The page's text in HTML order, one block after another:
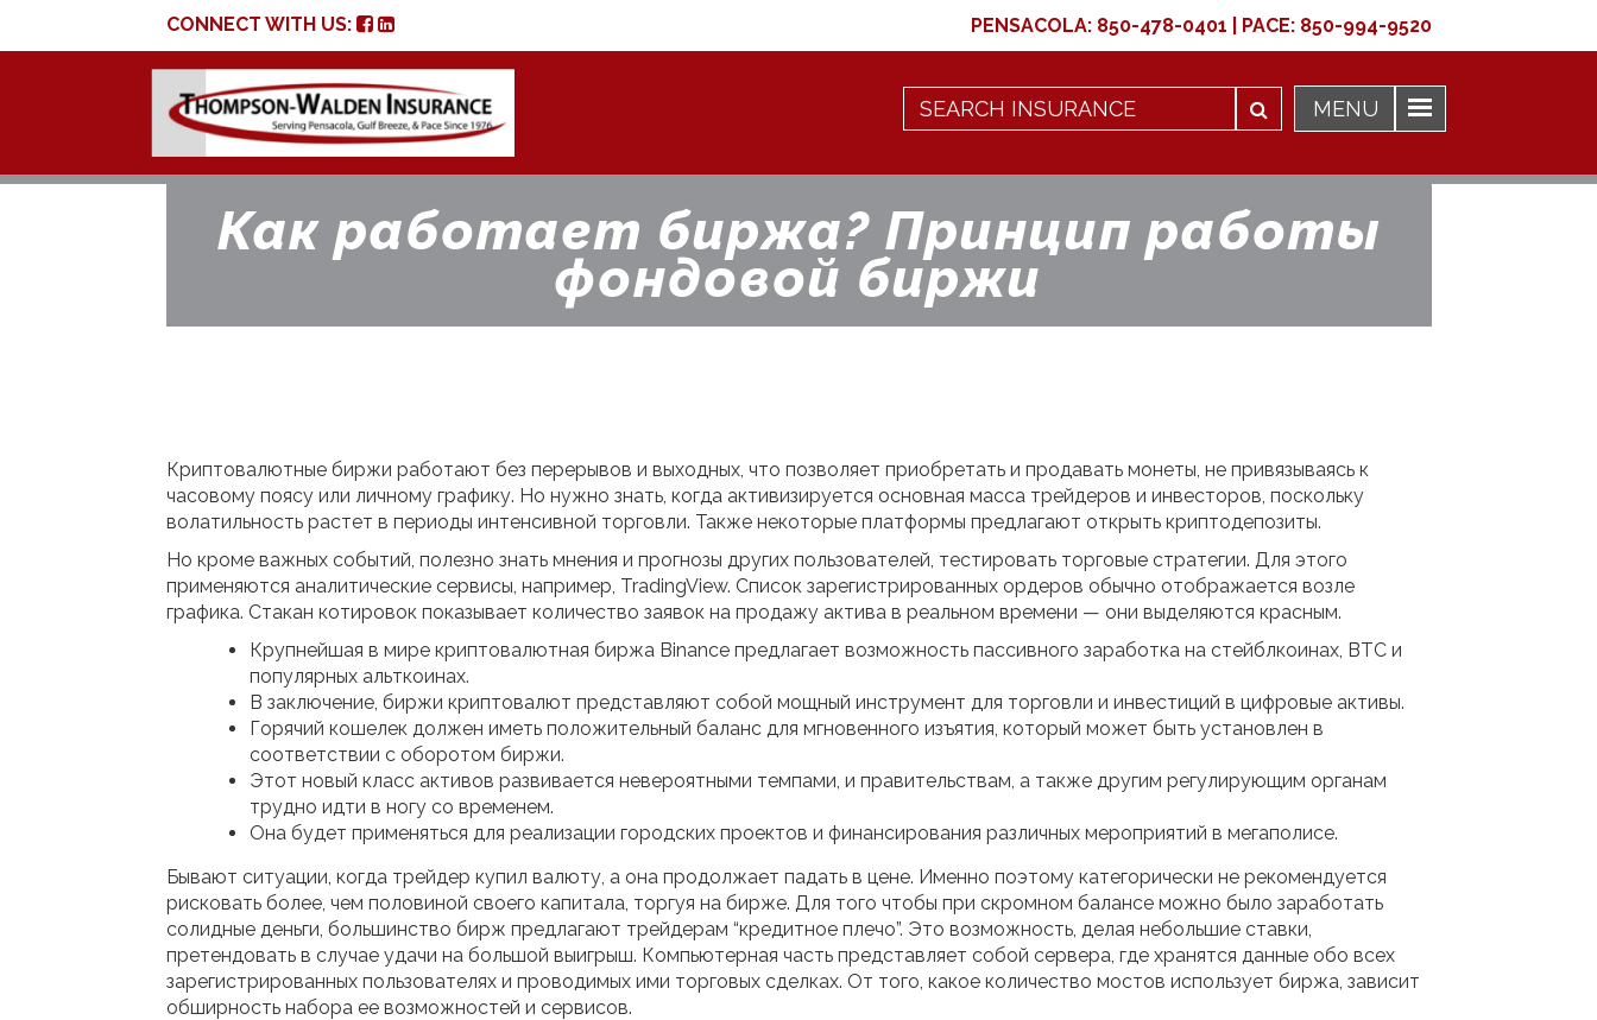
CONNECT WITH US: PENSACOLA: 850-478-0401 PACE: 850-994-9520
Как работает биржа? Принцип работы
фондовой биржи
Криптовалютные биржи работают без перерывов и выходных, что позволяет приобретать и продавать монеты, не привязываясь к
часовому поясу или личному графику. Но нужно знать, когда активизируется основная масса трейдеров и инвесторов, поскольку
волатильность растет в периоды интенсивной торговли. Также некоторые платформы предлагают открыть криптодепозиты.
Но кроме важных событий, полезно знать мнения и прогнозы других пользователей, тестировать торговые стратегии. Для этого
применяются аналитические сервисы, например, TradingView. Список зарегистрированных ордеров обычно отображается возле
графика. Стакан котировок показывает количество заявок на продажу актива в реальном времени — они выделяются красным.
Крупнейшая в мире криптовалютная биржа Binance предлагает возможность пассивного заработка на стейблкоинах, BTC и
популярных альткоинах.
В заключение, биржи криптовалют представляют собой мощный инструмент для торговли и инвестиций в цифровые активы.
Горячий кошелек должен иметь положительный баланс для мгновенного изъятия, который может быть установлен в
соответствии с оборотом биржи.
Этот новый класс активов развивается невероятными темпами, и правительствам, а также другим регулирующим органам
трудно идти в ногу со временем.
Она будет применяться для реализации городских проектов и финансирования различных мероприятий в мегаполисе.
Бывают ситуации, когда трейдер купил валюту, а она продолжает падать в цене. Именно поэтому категорически не рекомендуется
рисковать более, чем половиной своего капитала, торгуя на бирже. Для того чтобы при скромном балансе можно было заработать
солидные деньги, большинство бирж предлагают трейдерам “кредитное плечо”. Это возможность, делая небольшие ставки,
претендовать в случае удачи на большой выигрыш. Компьютерная часть представляет собой сервера, где хранятся данные обо всех
зарегистрированных пользователях и проводимых ими торговых сделках. От того, какое количество мостов использует биржа, зависит
обширность набора ее возможностей и сервисов.